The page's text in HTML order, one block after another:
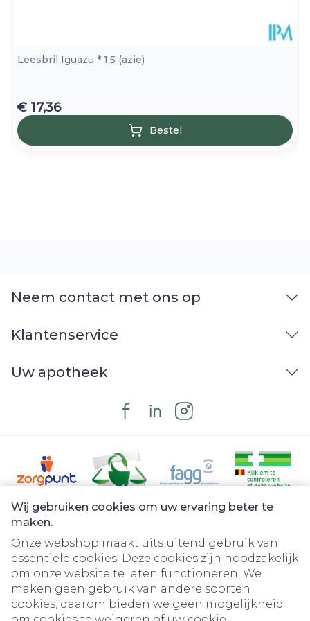
Wij gebruiken cookies om uw ervaring beter te
maken.
Onze webshop maakt uitsluitend gebruik van
essentiële cookies. Deze cookies zijn noodzakelijk
om onze website te laten functioneren. We
maken geen gebruik van andere soorten
cookies; daarom bieden we geen mogelijkheid
Leesbril Iguazu * 1.5 (azie)
€ 17,36
Bestel
Neem contact met ons op
Klantenservice
Uw apotheek
Juridische links